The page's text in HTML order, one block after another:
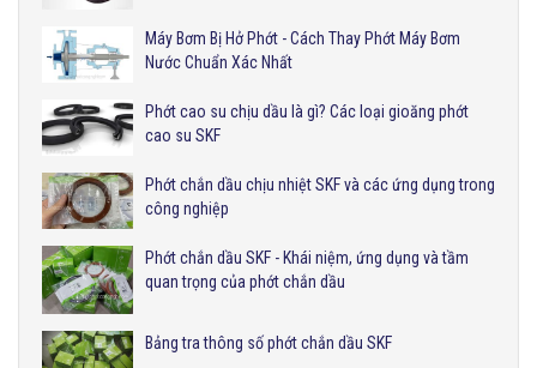
Máy Bơm Bị Hở Phớt - Cách Thay Phớt Máy Bơm
Nước Chuẩn Xác Nhất
Phớt cao su chịu dầu là gì? Các loại gioăng phớt
cao su SKF
Phớt chắn dầu chịu nhiệt SKF và các ứng dụng trong
công nghiệp
Phớt chắn dầu SKF - Khái niệm, ứng dụng và tầm
quan trọng của phớt chắn dầu
Bảng tra thông số phớt chắn dầu SKF